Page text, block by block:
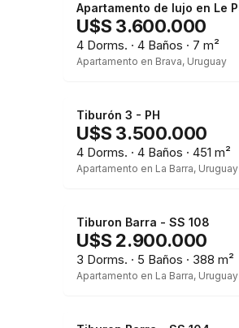
U$S 3.600.000
4 Dorms. · 4 Baños · 7 m²
Apartamento en Brava, Uruguay
Tiburón 3 - PH
U$S 3.500.000
4 Dorms. · 4 Baños · 451 m²
Apartamento en La Barra, Uruguay
Tiburon Barra - SS 108
U$S 2.900.000
3 Dorms. · 5 Baños · 388 m²
Apartamento en La Barra, Uruguay